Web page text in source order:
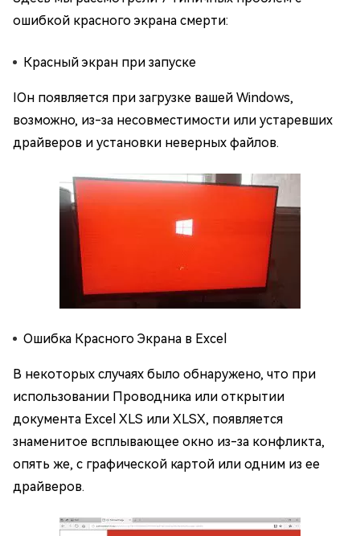
ошибкой красного экрана смерти:
Красный экран при запуске
IОн появляется при загрузке вашей Windows,
возможно, из-за несовместимости или устаревших
драйверов и установки неверных файлов.
Ошибка Красного Экрана в Excel
В некоторых случаях было обнаружено, что при
использовании Проводника или открытии
документа Excel XLS или XLSX, появляется
знаменитое всплывающее окно из-за конфликта,
опять же, с графической картой или одним из ее
драйверов.